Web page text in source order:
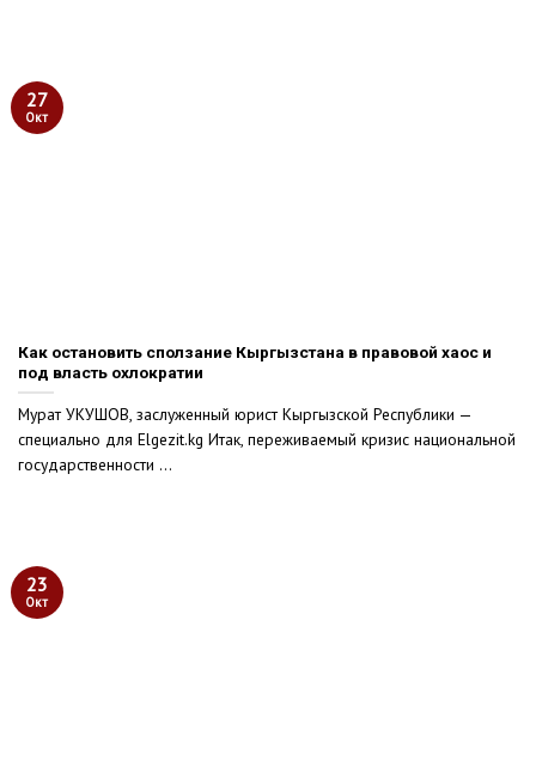
Как остановить сползание Кыргызстана в правовой хаос и
под власть охлократии
Мурат УКУШОВ, заслуженный юрист Кыргызской Республики —
специально для Elgezit.kg Итак, переживаемый кризис национальной
государственности ...
27
Окт
23
Окт